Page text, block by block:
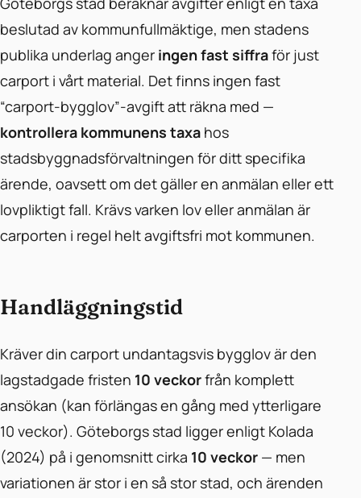
beslutad av kommunfullmäktige, men stadens
publika underlag anger ingen fast siffraför just
carport i vårt material. Det finns ingen fast
“carport-bygglov”-avgift att räkna med —
kontrollera kommunens taxa hos
stadsbyggnadsförvaltningen för ditt specifika
ärende, oavsett om det gäller en anmälan eller ett
lovpliktigt fall. Krävs varken lov eller anmälan är
carporten i regel helt avgiftsfri mot kommunen.
Handläggningstid
Kräver din carport undantagsvis bygglov är den
lagstadgade fristen 10 veckorfrån komplett
ansökan (kan förlängas en gång med ytterligare
10 veckor). Göteborgs stad ligger enligt Kolada
(2024) på i genomsnitt cirka 10 veckor — men
variationen är stor i en så stor stad, och ärenden